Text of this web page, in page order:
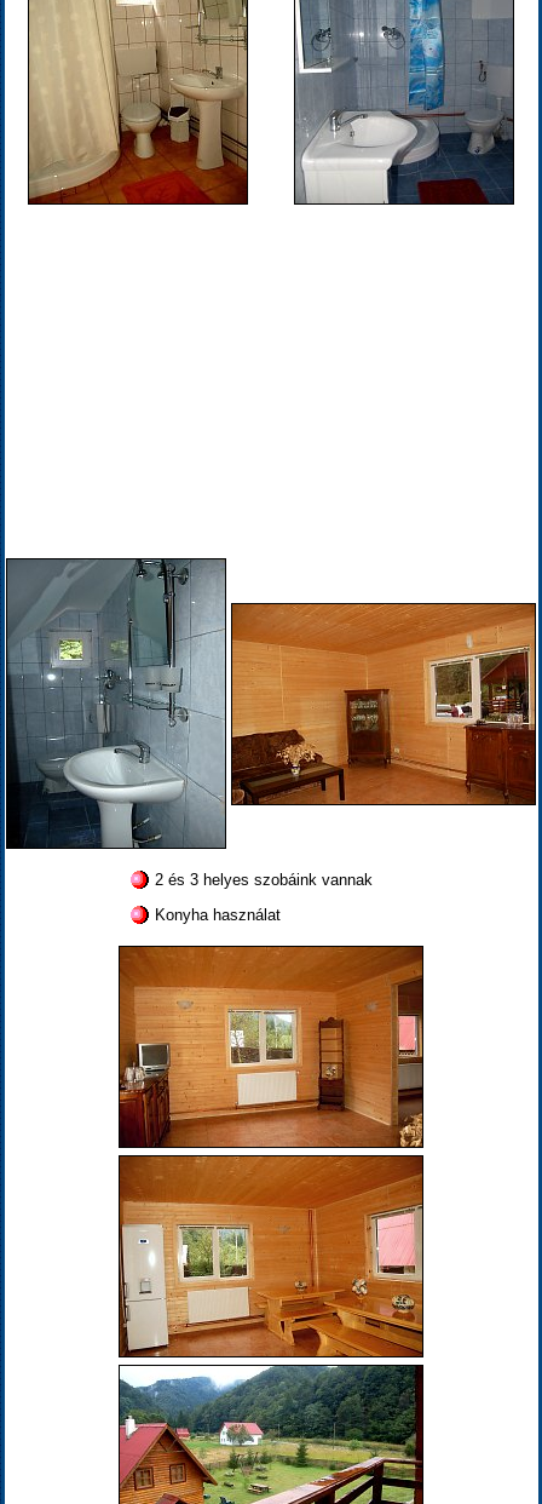
2 és 3 helyes szobáink vannak
Konyha használat